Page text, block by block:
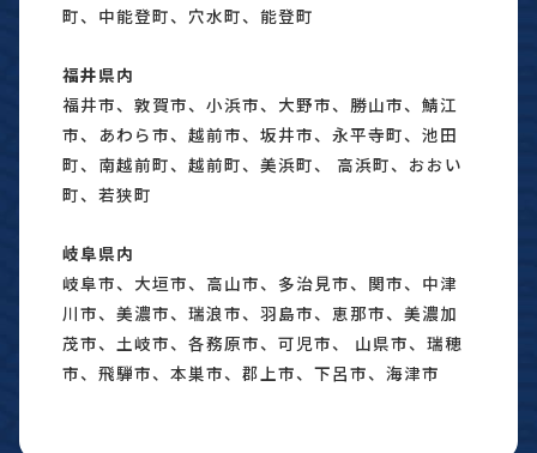
町、中能登町、穴水町、能登町
福井県内
福井市、敦賀市、小浜市、大野市、勝山市、鯖江
市、あわら市、越前市、坂井市、永平寺町、池田
町、南越前町、越前町、美浜町、 高浜町、おおい
町、若狭町
岐阜県内
岐阜市、大垣市、高山市、多治見市、関市、中津
川市、美濃市、瑞浪市、羽島市、恵那市、美濃加
茂市、土岐市、各務原市、可児市、 山県市、瑞穂
市、飛騨市、本巣市、郡上市、下呂市、海津市